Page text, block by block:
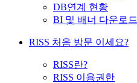
DB연계 현황
BI 및 배너 다운로드
RISS 처음 방문 이세요?
RISS란?
RISS 이용권한